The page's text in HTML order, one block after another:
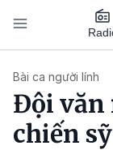
Nhảy đến nội dung
Bài ca người lính
Đội văn
chiến